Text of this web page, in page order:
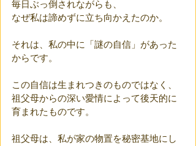
毎日ぶっ倒されながらも、
なぜ私は諦めずに立ち向かえたのか。
それは、私の中に「謎の自信」があった
からです。
この自信は生まれつきのものではなく、
祖父母からの深い愛情によって後天的に
育まれたものです。
祖父母は、私が家の物置を秘密基地にし